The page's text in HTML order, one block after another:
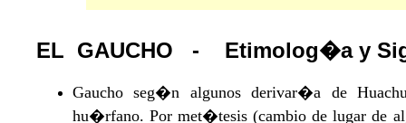
EL GAUCHO - Etimolog�a y
Gaucho seg�n algunos derivar�a de
hu�rfano. Por met�tesis (cambio de lugar de